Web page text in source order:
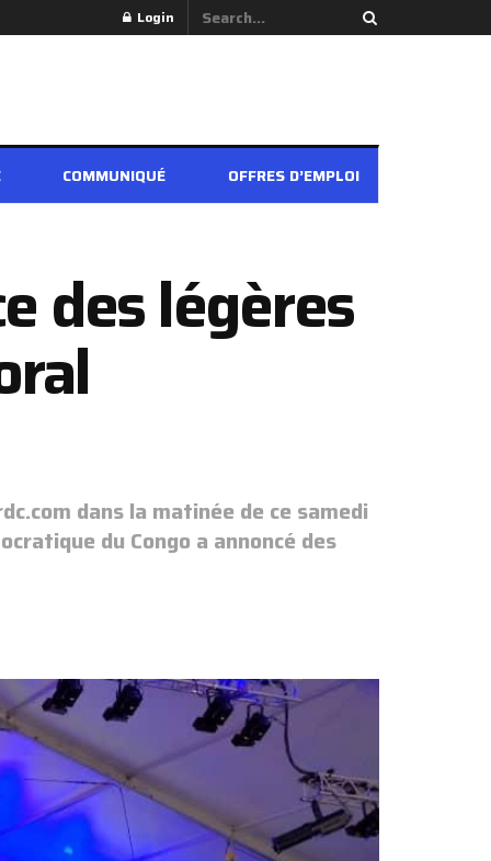
Login
COMMUNIQUÉ OFFRES D’EMPLOI
des légères
dans la matinée de ce samedi
du Congo a annoncé des